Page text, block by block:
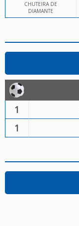
CHUTEIRA DE
DIAMANTE
1
1